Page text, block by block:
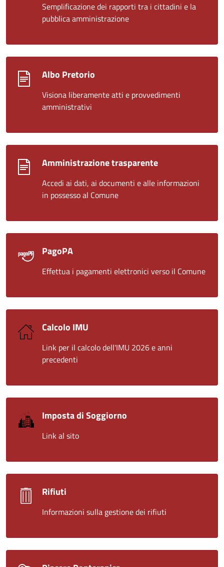
Semplificazione dei rapporti tra i cittadini e la
pubblica amministrazione
Albo Pretorio
Visiona liberamente atti e provvedimenti
amministrativi
Amministrazione trasparente
Accedi ai dati, ai documenti e alle informazioni
in possesso al Comune
PagoPA
Effettua i pagamenti elettronici verso il Comune
Calcolo IMU
Link per il calcolo dell'IMU 2026 e anni
precedenti
Imposta di Soggiorno
Link al sito
Rifiuti
Informazioni sulla gestione dei rifiuti